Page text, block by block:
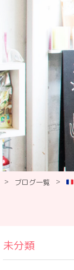
> ブログ一覧 >
未分類